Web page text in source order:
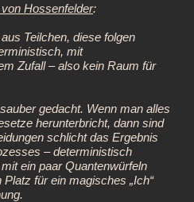
Hossenfelder:
Teilchen, diese folgen
mit
Zufall – also kein Raum für
gedacht. Wenn man alles
herunterbricht, dann sind
schlicht das Ergebnis
– deterministisch
ein paar Quantenwürfeln
für ein magisches „Ich“